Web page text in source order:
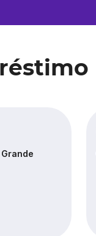
Grande